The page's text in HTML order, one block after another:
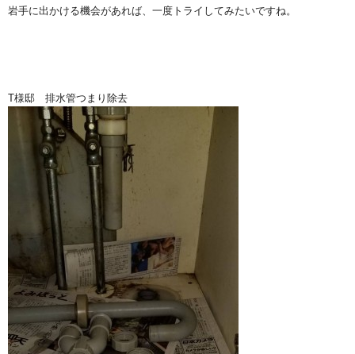
岩手に出かける機会があれば、一度トライしてみたいですね。
T様邸 排水管つまり除去